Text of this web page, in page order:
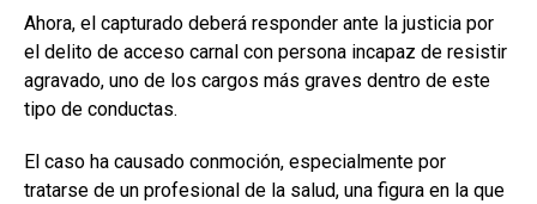
Ahora, el capturado deberá responder ante la justicia por
el delito de acceso carnal con persona incapaz de resistir
agravado, uno de los cargos más graves dentro de este
tipo de conductas.
El caso ha causado conmoción, especialmente por
tratarse de un profesional de la salud, una figura en la que